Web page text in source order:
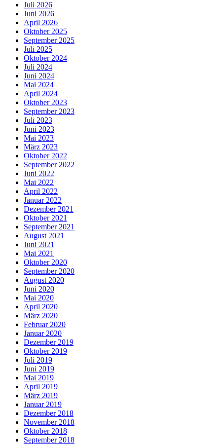
Juli 2026
Juni 2026
April 2026
Oktober 2025
September 2025
Juli 2025
Oktober 2024
Juli 2024
Juni 2024
Mai 2024
April 2024
Oktober 2023
September 2023
Juli 2023
Juni 2023
Mai 2023
März 2023
Oktober 2022
September 2022
Juni 2022
Mai 2022
April 2022
Januar 2022
Dezember 2021
Oktober 2021
September 2021
August 2021
Juni 2021
Mai 2021
Oktober 2020
September 2020
August 2020
Juni 2020
Mai 2020
April 2020
März 2020
Februar 2020
Januar 2020
Dezember 2019
Oktober 2019
Juli 2019
Juni 2019
Mai 2019
April 2019
März 2019
Januar 2019
Dezember 2018
November 2018
Oktober 2018
September 2018